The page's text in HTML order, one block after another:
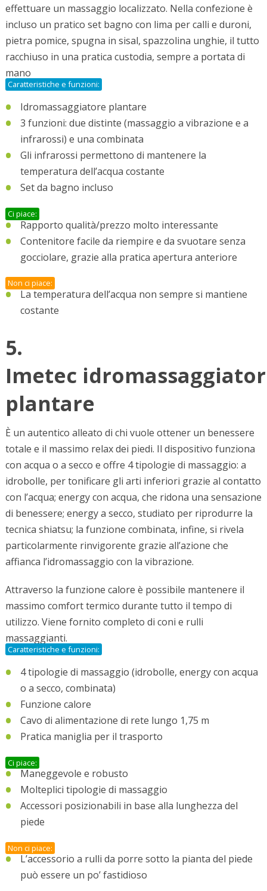
effettuare un massaggio localizzato. Nella confezione è
incluso un pratico set bagno con lima per calli e duroni,
pietra pomice, spugna in sisal, spazzolina unghie, il tutto
racchiuso in una pratica custodia, sempre a portata di
mano
Caratteristiche e funzioni:
Idromassaggiatore plantare
3 funzioni: due distinte (massaggio a vibrazione e a
infrarossi) e una combinata
Gli infrarossi permettono di mantenere la
temperatura dell’acqua costante
Set da bagno incluso
Ci piace:
Rapporto qualità/prezzo molto interessante
Contenitore facile da riempire e da svuotare senza
gocciolare, grazie alla pratica apertura anteriore
Non ci piace:
La temperatura dell’acqua non sempre si mantiene
costante
5.
Imetec
plantare
È un autentico alleato di chi vuole ottener un benessere
totale e il massimo relax dei piedi. Il dispositivo funziona
con acqua o a secco e offre 4 tipologie di massaggio: a
idrobolle, per tonificare gli arti inferiori grazie al contatto
con l’acqua; energy con acqua, che ridona una sensazione
di benessere; energy a secco, studiato per riprodurre la
tecnica shiatsu; la funzione combinata, infine, si rivela
particolarmente rinvigorente grazie all’azione che
affianca l’idromassaggio con la vibrazione.
Attraverso la funzione calore è possibile mantenere il
massimo comfort termico durante tutto il tempo di
utilizzo. Viene fornito completo di coni e rulli
massaggianti.
Caratteristiche e funzioni:
4 tipologie di massaggio (idrobolle, energy con acqua
o a secco, combinata)
Funzione calore
Cavo di alimentazione di rete lungo 1,75 m
Pratica maniglia per il trasporto
Ci piace:
Maneggevole e robusto
Molteplici tipologie di massaggio
Accessori posizionabili in base alla lunghezza del
piede
Non ci piace:
L’accessorio a rulli da porre sotto la pianta del piede
può essere un po’ fastidioso